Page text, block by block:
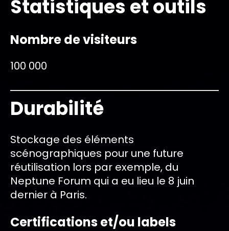
Statistiques et outils
Nombre de visiteurs
100 000
Durabilité
Stockage des éléments
scénographiques pour une future
réutilisation lors par exemple, du
Neptune Forum qui a eu lieu le 8 juin
dernier à Paris.
Certifications et/ou labels